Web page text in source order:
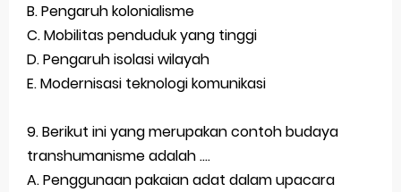
B. Pengaruh kolonialisme
C. Mobilitas penduduk yang tinggi
D. Pengaruh isolasi wilayah
E. Modernisasi teknologi komunikasi
9. Berikut ini yang merupakan contoh budaya
transhumanisme adalah ....
A. Penggunaan pakaian adat dalam upacara